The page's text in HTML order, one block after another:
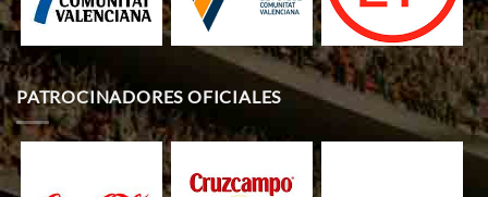
PATROCINADORES OFICIALES